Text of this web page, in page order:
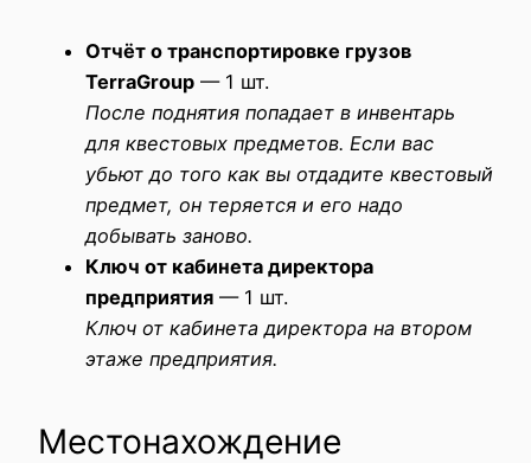
Отчёт о транспортировке грузов
TerraGroup — 1 шт.
После поднятия попадает в инвентарь
для квестовых предметов. Если вас
убьют до того как вы отдадите квестовый
предмет, он теряется и его надо
добывать заново.
Ключ от кабинета директора
предприятия — 1 шт.
Ключ от кабинета директора на втором
этаже предприятия.
Местонахождение